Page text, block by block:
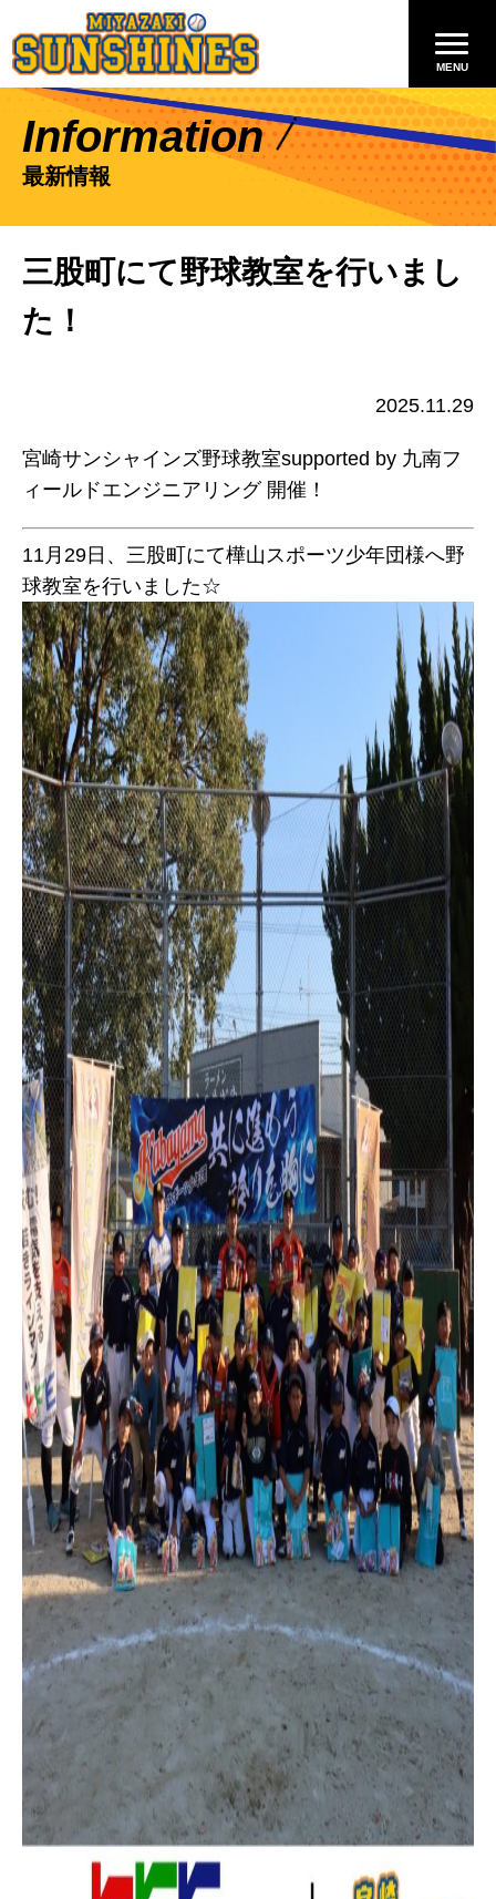
Information
最新情報
三股町にて野球教室を行いまし
た！
2025.11.29
宮崎サンシャインズ野球教室supported by 九南フ
ィールドエンジニアリング開催！
11月29日、 三股町 にて樺山スポーツ少年団様へ野
球教室を行いました☆